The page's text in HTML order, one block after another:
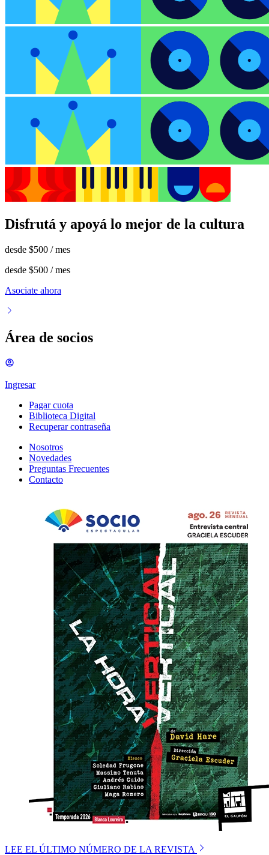
Disfrutá y apoyá lo mejor de la cultura
desde $500 / mes
desde $500 / mes
Asociate ahora
Área de socios
Ingresar
Pagar cuota
Biblioteca Digital
Recuperar contraseña
Nosotros
Novedades
Preguntas Frecuentes
Contacto
LEE EL ÚLTIMO NÚMERO DE LA REVISTA